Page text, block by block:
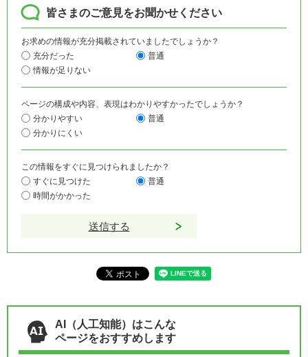
皆さまのご意見をお聞かせください
お求めの情報が充分掲載されていましたでしょうか？
充分だった
普通
情報が足りない
ページの構成や内容、表現はわかりやすかったでしょうか？
分かりやすい
普通
分かりにくい
この情報をすぐに見つけられましたか？
すぐに見つけた
普通
時間がかかった
AI（人工知能）はこんな
ページをおすすめします